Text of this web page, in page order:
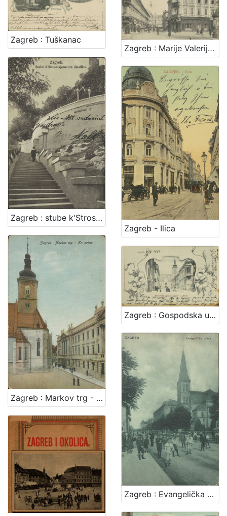
Zagreb : Tuškanac
Zagreb : stube k'Strosmjerovom šetalištu
Zagreb : Markov trg - Kr. sabor
Zagreb : Marije Valerije ulica
Zagreb - Ilica
Zagreb : Gospodska ulica sa crkvom sv. Marka
Zagreb : Evangelička crkva